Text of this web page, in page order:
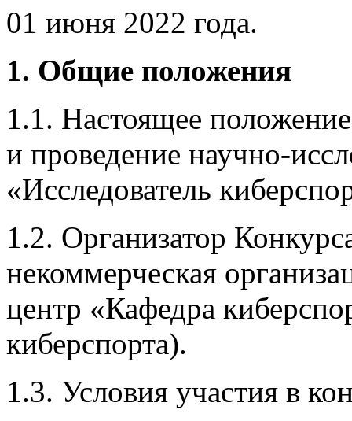
01 июня 2022 года.
1. Общие положения
1.1. Настоящее
и проведение научно-
«Исследователь
1.2. Организатор
некоммерческая
центр «Кафедра
киберспорта).
1.3. Условия участия в